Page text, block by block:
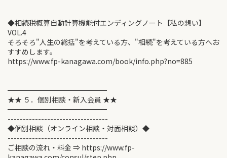
◆相続税概算自動計算機能付エンディングノート【私の想い】
VOL.4
そろそろ"人生の総括"を考えている方、"相続"を考えている方へお
すすめします。
https://www.fp-kanagawa.com/book/info.php?no=885
━━━━━━━━━━━━━━
★★ ５．個別相談・新入会員 ★★
━━━━━━━━━━━━━━
---------------------------------
◆個別相談（オンライン相談・対面相談）◆
---------------------------------
ご相談の流れ・料金 ⇒ https://www.fp-